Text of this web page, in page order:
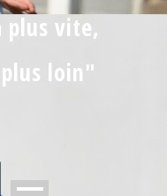
plus vite,
loin"